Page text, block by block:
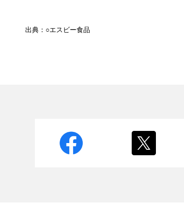
出典：○エスビー食品